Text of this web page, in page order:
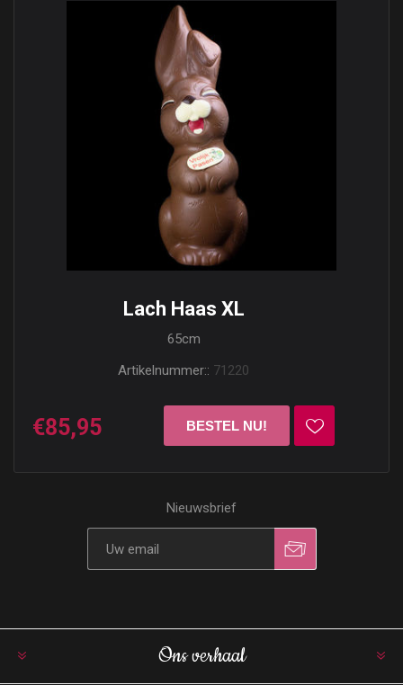
Lach Haas XL
65cm
Artikelnummer:: 71220
€85,95
Nieuwsbrief
Ons verhaal